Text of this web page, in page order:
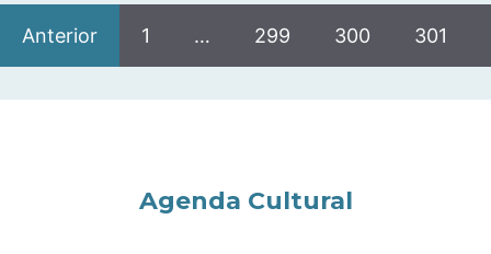
Anterior 1 … 299 300 301
Agenda Cultural